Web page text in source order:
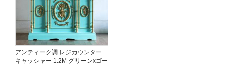
アンティーク調 レジカウンター
キャッシャー 1.2M グリーンxゴー